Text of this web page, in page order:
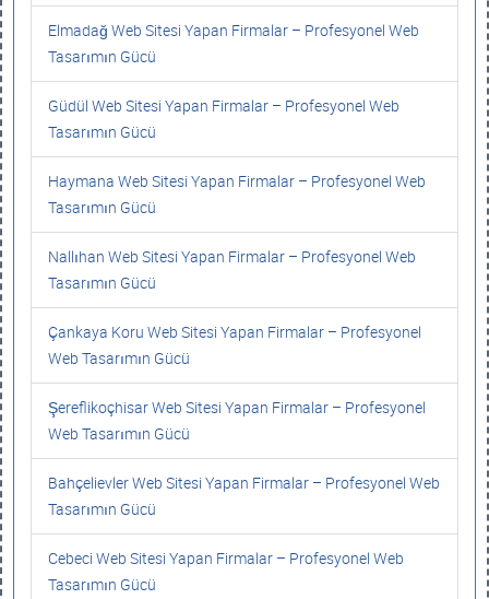
Elmadağ Web Sitesi Yapan Firmalar – Profesyonel Web
Tasarımın Gücü
Güdül Web Sitesi Yapan Firmalar – Profesyonel Web
Tasarımın Gücü
Haymana Web Sitesi Yapan Firmalar – Profesyonel Web
Tasarımın Gücü
Nallıhan Web Sitesi Yapan Firmalar – Profesyonel Web
Tasarımın Gücü
Çankaya Koru Web Sitesi Yapan Firmalar – Profesyonel
Web Tasarımın Gücü
Şereflikoçhisar Web Sitesi Yapan Firmalar – Profesyonel
Web Tasarımın Gücü
Bahçelievler Web Sitesi Yapan Firmalar – Profesyonel Web
Tasarımın Gücü
Cebeci Web Sitesi Yapan Firmalar – Profesyonel Web
Tasarımın Gücü